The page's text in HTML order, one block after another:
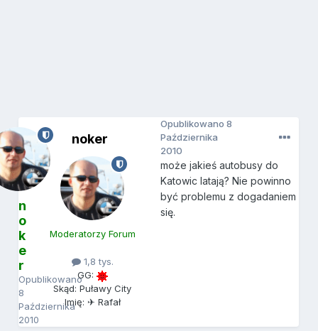
n
o
k
e
r
Opublikowano
8
Października
2010
noker
Moderatorzy Forum
1,8 tys.
GG:
Skąd: Puławy City
Imię: ✈ Rafał
Opublikowano8
Października
2010
może jakieś autobusy do
Katowic latają? Nie powinno
być problemu z dogadaniem
się.